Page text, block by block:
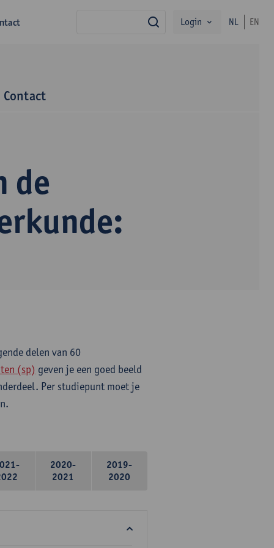
zoekLogin NL EN
Contact
de
delen van 60
(sp) geven je een goed beeld
Per studiepunt moet je
2020-
2021
2019-
2020